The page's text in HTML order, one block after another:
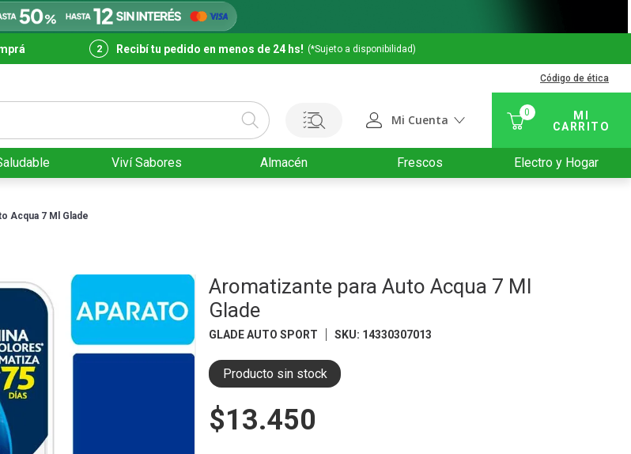
Recibí tu pedido en menos de 24 hs! (*Sujeto a disponibilidad)
Código de ética
Mi Cuenta
0
Viví Sabores Almacén Frescos Electro y Hogar
Acqua 7 Ml Glade
Aromatizante para Auto Acqua 7 Ml
Glade
GLADE AUTO SPORT SKU: 14330307013
Producto sin stock
$13.450